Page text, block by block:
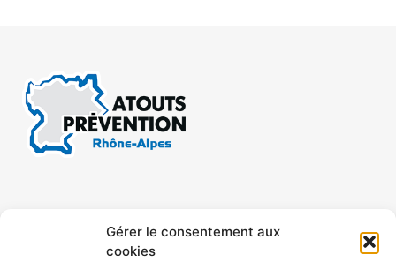
Gérer le consentement aux
cookies
CONTACT MENTIONS LÉGALES